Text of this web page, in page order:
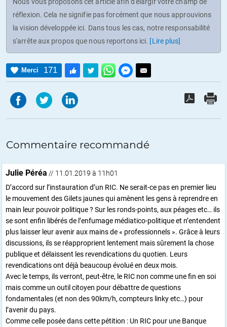
réflexion. Cela ne signifie pas forcément que nous approuvions
la vision développée ici. Dans tous les cas, notre responsabilité
s'arrête aux propos que nous reportons ici. [Lire plus]
Merci 171
Commentaire recommandé
Julie Péréa // 11.01.2019 à 11h01
D’accord sur l’instauration d’un RIC. Ne serait-ce pas en premier lieu
le mouvement des Gilets jaunes qui amènent les gens à reprendre en
main leur pouvoir politique ? Sur les ronds-points, aux péages etc… ils
se sont enfin libérés de l’enfumage médiatico-politique et n’entendent
plus laisser leur avenir aux mains de « professionnels ». Grâce à leurs
discussions, ils se réapproprient lentement mais sûrement la chose
publique et délaissent les revendications du quotien. Leurs
revendications ont déjà beaucoup évolué en deux mois.
Avec le temps, ils verront, peut-être, le RIC non comme une fin en soi
mais comme un outil citoyen pour débattre de questions
fondamentales (et non des 90km/h, compteurs linky etc…) pour
l’avenir du pays.
Comme celle posée dans cette pétition : Un RIC pour une Banque